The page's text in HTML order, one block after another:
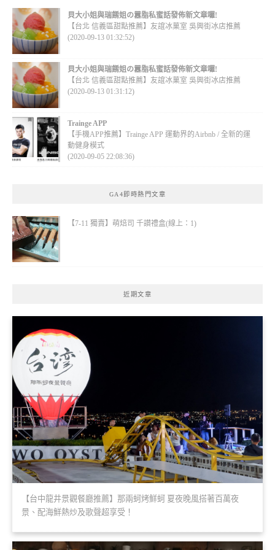
貝大小姐與瑞餚姐の囂脂私蜜話發佈新文章囉!
【台北 信義區甜點推薦】友誼冰菓室 吳興街冰店推薦
(2020-09-13 01:32:52)
貝大小姐與瑞餚姐の囂脂私蜜話發佈新文章囉!
【台北 信義區甜點推薦】友誼冰菓室 吳興街冰店推薦
(2020-09-13 01:31:12)
Trainge APP
【手機APP推薦】Trainge APP 運動界的Airbnb / 全新的運
動健身模式
(2020-09-05 22:08:36)
GA4即時熱門文章
【7-11 獨賣】萌焙司 千讃禮盒(線上：1)
近期文章
【台中龍井景觀餐廳推薦】那兩蚵烤鮮蚵 夏夜晚風搭著百萬夜
景、配海鮮熱炒及歌聲超享受！